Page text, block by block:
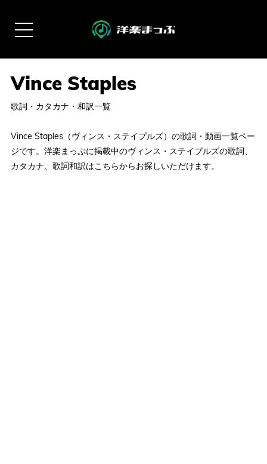
歌詞・カタカナ・和訳一覧
Vince Staples（ヴィンス・ステイプルズ）の歌詞・動画一覧ペー
ジです。洋楽まっぷに掲載中のヴィンス・ステイプルズの歌詞、
カタカナ、歌詞和訳はこちらからお探しいただけます。